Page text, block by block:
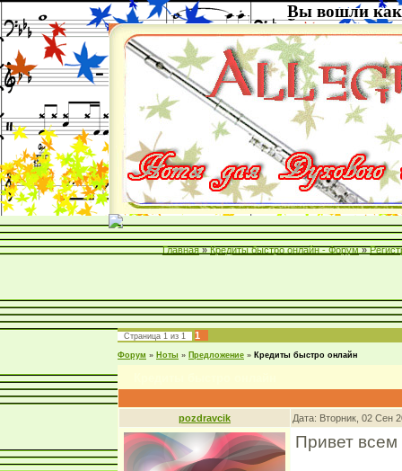
Вы вошли как
Главная » Кредиты быстро онлайн - Форум »
Страница 1 из 1 1
Форум » Ноты » Предложение » Кредиты быстро онлайн
pozdravcik Дата: Вторник, 02 Сен
Привет